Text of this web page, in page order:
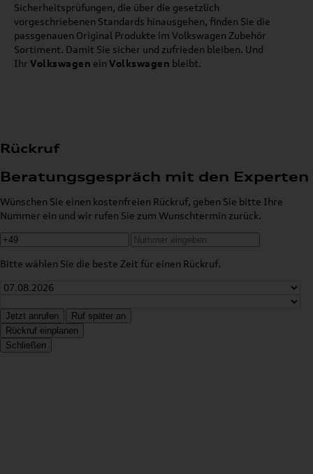
Sicherheitsprüfungen, die über die gesetzlich
vorgeschriebenen Standards hinausgehen, finden Sie die
passgenauen Original Produkte im Volkswagen Zubehör
Sortiment. Damit Sie sicher und zufrieden bleiben. Und
Ihr Volkswagen ein Volkswagen bleibt.
Rückruf
Beratungsgespräch mit den Experten
Wünschen Sie einen kostenfreien Rückruf, geben Sie bitte Ihre
Nummer ein und wir rufen Sie zum Wunschtermin zurück.
Bitte wählen Sie die beste Zeit für einen Rückruf.
Jetzt anrufen
Ruf später an
Rückruf einplanen
Schließen